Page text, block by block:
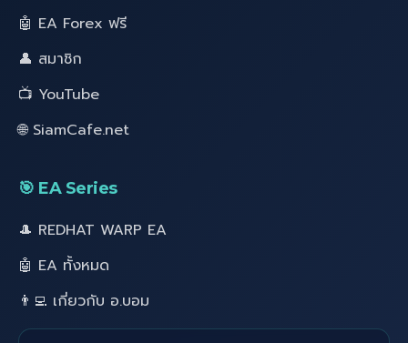
🤖 EA Forex ฟรี
👤 สมาชิก
📺 YouTube
🌐 SiamCafe.net
🎯 EA Series
🎩 REDHAT WARP EA
🤖 EA ทั้งหมด
👨‍💻 เกี่ยวกับ อ.บอม